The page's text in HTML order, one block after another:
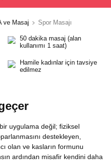
ve Masaj Spor Masajı
50 dakika masaj (alan
kullanımı 1 saat)
Hamile kadınlar için tavsiye
edilmez
uygulama değil; fiziksel
destekleyen,
olan ve kasların formunu
ardından misafir kendini daha